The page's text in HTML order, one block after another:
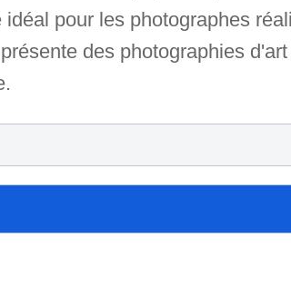
pour les photographes
des photographies